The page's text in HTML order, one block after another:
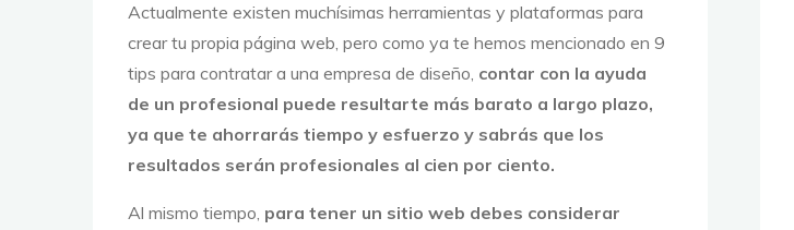
Actualmente existen muchísimas herramientas y plataformas para
crear tu propia página web, pero como ya te hemos mencionado en 9
tips para contratar a una empresa de diseño, contar con la ayuda
de un profesional puede resultarte más barato a largo plazo,
ya que te ahorrarás tiempo y esfuerzo y sabrás que los
resultados serán profesionales al cien por ciento.
Al mismo tiempo, para tener un sitio web debes considerar